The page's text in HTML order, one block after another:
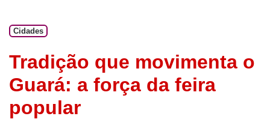
Cidades
Tradição que movimenta o
Guará: a força da feira
popular